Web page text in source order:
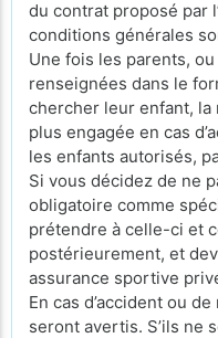
du contrat proposé par
conditions générales
Une fois les parents,
renseignées dans le
chercher leur enfant, la
plus engagée en cas
les enfants autorisés,
Si vous décidez de ne
obligatoire comme
prétendre à celle-ci et
postérieurement, et
assurance sportive
En cas d’accident ou
seront avertis. S’ils ne